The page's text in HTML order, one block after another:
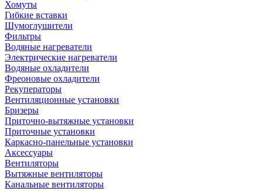
Хомуты
Гибкие вставки
Шумоглушители
Фильтры
Водяные нагреватели
Электрические нагреватели
Водяные охладители
Фреоновые охладители
Рекуператоры
Вентиляционные установки
Бризеры
Приточно-вытяжные установки
Приточные установки
Каркасно-панельные установки
Аксессуары
Вентиляторы
Вытяжные вентиляторы
Канальные вентиляторы